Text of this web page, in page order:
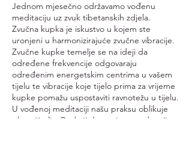
Jednom mjesečno održavamo vođenu
meditaciju uz zvuk tibetanskih zdjela.
Zvučna kupka je iskustvo u kojem ste
uronjeni u harmonizirajuće zvučne vibracije.
Zvučne kupke temelje se na ideji da
određene frekvencije odgovaraju
određenim energetskim centrima u vašem
tijelu te vibracije koje tijelo prima za vrijeme
kupke pomažu uspostaviti ravnotežu u tijelu.
U vođenoj meditaciji našu praksu oblikuje
glas učitelja. Budući da um ima tendenciju